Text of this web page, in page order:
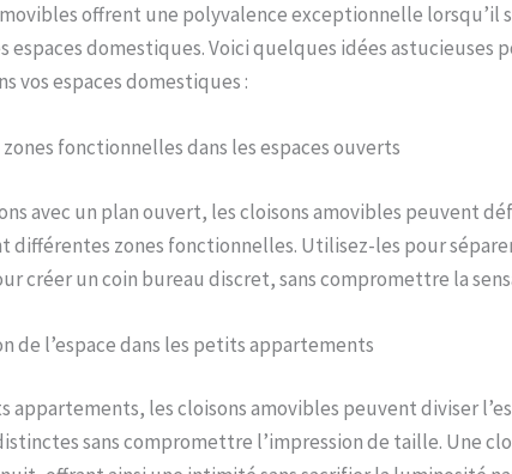
offrent une polyvalence exceptionnelle lorsqu’il
espaces domestiques. Voici quelques idées astucieuses
vos espaces domestiques :
zones fonctionnelles dans les espaces ouverts
avec un plan ouvert, les cloisons amovibles peuvent
différentes zones fonctionnelles. Utilisez-les pour
créer un coin bureau discret, sans compromettre la
de l’espace dans les petits appartements
appartements, les cloisons amovibles peuvent diviser
sans compromettre l’impression de taille. Une